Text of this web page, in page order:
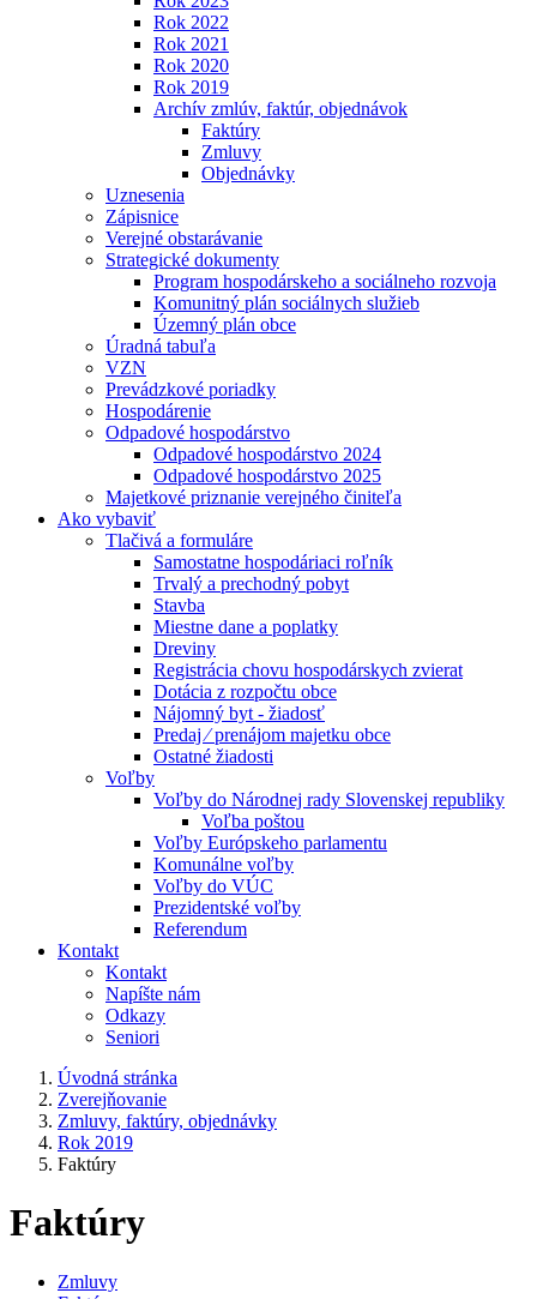
Rok 2022
Rok 2021
Rok 2020
Rok 2019
Archív zmlúv, faktúr, objednávok
Faktúry
Zmluvy
Objednávky
Uznesenia
Zápisnice
Verejné obstarávanie
Strategické dokumenty
Program hospodárskeho a sociálneho rozvoja
Komunitný plán sociálnych služieb
Územný plán obce
Úradná tabuľa
VZN
Prevádzkové poriadky
Hospodárenie
Odpadové hospodárstvo
Odpadové hospodárstvo 2024
Odpadové hospodárstvo 2025
Majetkové priznanie verejného činiteľa
Ako vybaviť
Tlačivá a formuláre
Samostatne hospodáriaci roľník
Trvalý a prechodný pobyt
Stavba
Miestne dane a poplatky
Dreviny
Registrácia chovu hospodárskych zvierat
Dotácia z rozpočtu obce
Nájomný byt - žiadosť
Predaj ⁄ prenájom majetku obce
Ostatné žiadosti
Voľby
Voľby do Národnej rady Slovenskej republiky
Voľba poštou
Voľby Európskeho parlamentu
Komunálne voľby
Voľby do VÚC
Prezidentské voľby
Referendum
Kontakt
Kontakt
Napíšte nám
Odkazy
Seniori
Úvodná stránka
Zverejňovanie
Zmluvy, faktúry, objednávky
Rok 2019
Faktúry
Faktúry
Zmluvy